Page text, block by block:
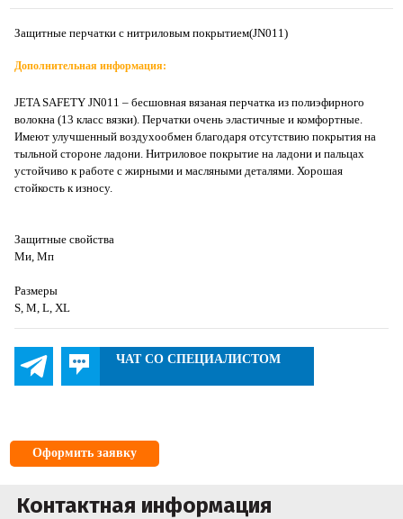
Защитные перчатки с нитриловым покрытием(JN011)
Дополнительная информация:
JETA SAFETY JN011 – бесшовная вязаная перчатка из полиэфирного
волокна (13 класс вязки). Перчатки очень эластичные и комфортные.
Имеют улучшенный воздухообмен благодаря отсутствию покрытия на
тыльной стороне ладони. Нитриловое покрытие на ладони и пальцах
устойчиво к работе с жирными и масляными деталями. Хорошая
стойкость к износу.
Защитные свойства
Ми, Мп
Размеры
S, M, L, XL
ЧАТ СО СПЕЦИАЛИСТОМ
Оформить заявку
Контактная информация